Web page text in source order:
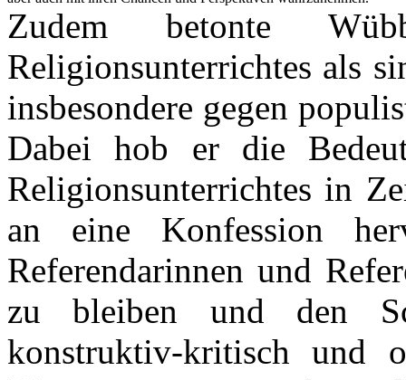
Zudem betonte
Religionsunterrichtes als
insbesondere gegen
Dabei hob er die
Religionsunterrichtes in
an eine Konfession
Referendarinnen und
zu bleiben und den
konstruktiv-kritisch und